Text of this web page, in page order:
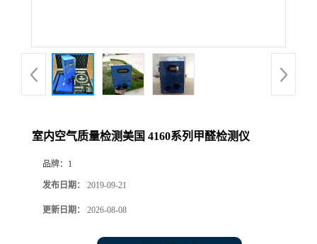
品
厅
室内空气质量检测美国 4160系列甲醛检测仪
品牌： 1
发布日期： 2019-09-21
更新日期： 2026-08-08